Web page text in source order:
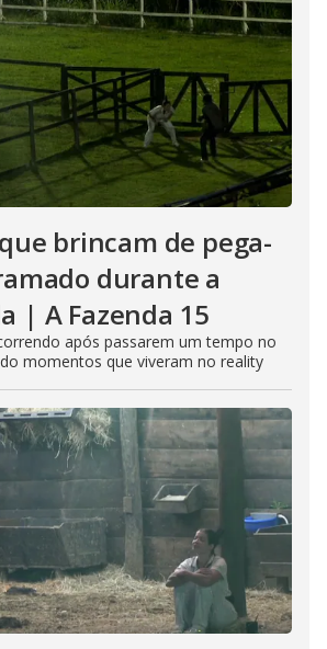
brincam de pega-
durante a
| A Fazenda 15
após passarem um tempo no
momentos que viveram no reality